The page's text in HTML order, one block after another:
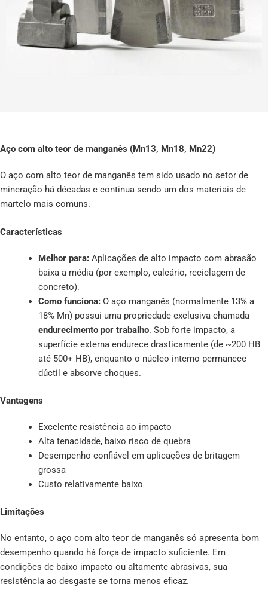
Aço com alto teor de manganês (Mn13, Mn18, Mn22)
O aço com alto teor de manganês tem sido usado no setor de
mineração há décadas e continua sendo um dos materiais de
martelo mais comuns.
Características
Melhor para:Aplicações de alto impacto com abrasão
baixa a média (por exemplo, calcário, reciclagem de
concreto).
Como funciona:O aço manganês (normalmente 13% a
18% Mn) possui uma propriedade exclusiva chamada
endurecimento por trabalho. Sob forte impacto, a
superfície externa endurece drasticamente (de ~200 HB
até 500+ HB), enquanto o núcleo interno permanece
dúctil e absorve choques.
Vantagens
Excelente resistência ao impacto
Alta tenacidade, baixo risco de quebra
Desempenho confiável em aplicações de britagem
grossa
Custo relativamente baixo
Limitações
No entanto, o aço com alto teor de manganês só apresenta bom
desempenho quando há força de impacto suficiente. Em
condições de baixo impacto ou altamente abrasivas, sua
resistência ao desgaste se torna menos eficaz.